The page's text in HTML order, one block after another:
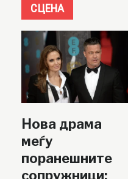
СЦЕНА
Нова драма
меѓу
поранешните
сопружници: